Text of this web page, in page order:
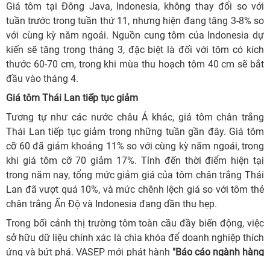
Giá tôm tại Đông Java, Indonesia, không thay đổi so với
tuần trước trong tuần thứ 11, nhưng hiện đang tăng 3-8% so
với cùng kỳ năm ngoái. Nguồn cung tôm của Indonesia dự
kiến sẽ tăng trong tháng 3, đặc biệt là đối với tôm có kích
thước 60-70 cm, trong khi mùa thu hoạch tôm 40 cm sẽ bắt
đầu vào tháng 4.
Giá tôm Thái Lan tiếp tục giảm
Tương tự như các nước châu Á khác, giá tôm chân trắng
Thái Lan tiếp tục giảm trong những tuần gần đây. Giá tôm
cỡ 60 đã giảm khoảng 11% so với cùng kỳ năm ngoái, trong
khi giá tôm cỡ 70 giảm 17%. Tính đến thời điểm hiện tại
trong năm nay, tổng mức giảm giá của tôm chân trắng Thái
Lan đã vượt quá 10%, và mức chênh lệch giá so với tôm thẻ
chân trắng Ấn Độ và Indonesia đang dần thu hẹp.
Trong bối cảnh thị trường tôm toàn cầu đầy biến động, việc
sở hữu dữ liệu chính xác là chìa khóa để doanh nghiệp thích
ứng và bứt phá. VASEP mới phát hành "Báo cáo ngành hàng